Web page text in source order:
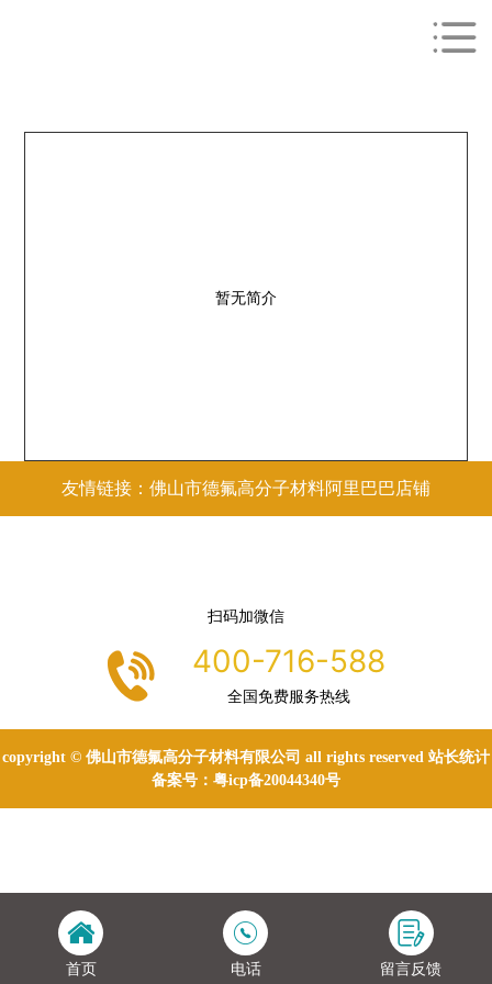
暂无简介
友情链接：佛山市德氟高分子材料阿里巴巴店铺
扫码加微信
400-716-588
全国免费服务热线
copyright © 佛山市德氟高分子材料有限公司 all rights reserved 站长统计
备案号： 粤icp备20044340号
首页 电话 留言反馈